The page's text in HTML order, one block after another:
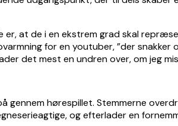
er, at de i en ekstrem grad skal
for en youtuber, ”der snakker
det mest en undren over, om jeg
gennem hørespillet. Stemmerne
og efterlader en